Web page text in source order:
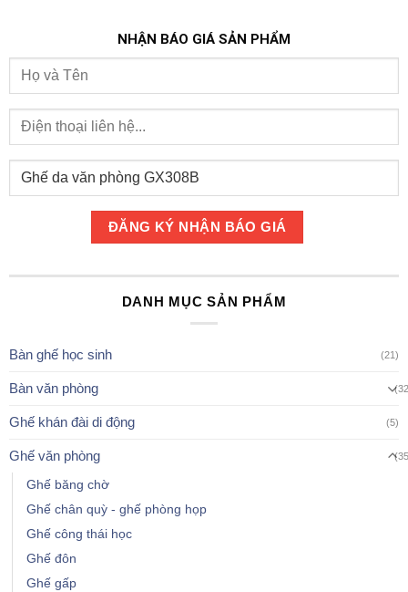
NHẬN BÁO GIÁ SẢN PHẨM
DANH MỤC SẢN PHẨM
Bàn ghế học sinh (21)
Bàn văn phòng
Ghế khán đài di động (5)
Ghế văn phòng
Ghế băng chờ
Ghế chân quỳ - ghế phòng họp
Ghế công thái học
Ghế đôn
Ghế gấp